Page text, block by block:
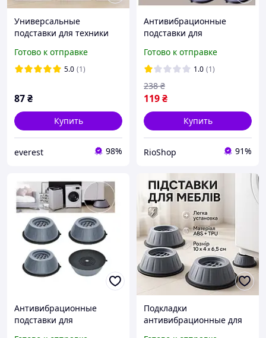
Универсальные
подставки для техники
подставок для
стиральной машинки JH-
Готово к отправке
5.0 (1)
87₴
Купить
everest 98%
Антивибрационные
подставки для
резиновые,амортизирую
щие подкладки под
ножки мебели cde
Готово к отправке
1.0 (1)
119₴
238 ₴
Купить
RioShop 91%
Антивибрационные
подставки для
Подкладки
антивибрационные для